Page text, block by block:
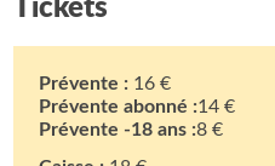
Tickets
Prévente : 16 €
Prévente abonné :14 €
Prévente -18 ans :8 €